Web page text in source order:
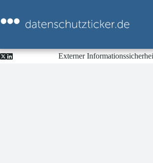
springen
Externer